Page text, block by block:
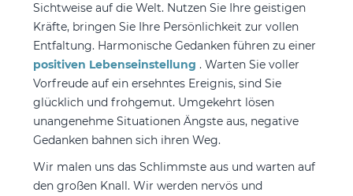
Sichtweise auf die Welt. Nutzen Sie Ihre geistigen
Kräfte, bringen Sie Ihre Persönlichkeit zur vollen
Entfaltung. Harmonische Gedanken führen zu einer
positiven Lebenseinstellung . Warten Sie voller
Vorfreude auf ein ersehntes Ereignis, sind Sie
glücklich und frohgemut. Umgekehrt lösen
unangenehme Situationen Ängste aus, negative
Gedanken bahnen sich ihren Weg.
Wir malen uns das Schlimmste aus und warten auf
den großen Knall. Wir werden nervös und